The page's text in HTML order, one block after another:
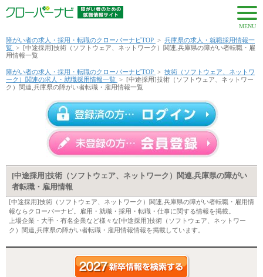
MENU
障がい者の求人・採用・転職のクローバーナビTOP > 兵庫県の求人・就職採用情報一
覧 > [中途採用]技術（ソフトウェア、ネットワーク）関連,兵庫県の障がい者転職・雇
用情報一覧
障がい者の求人・採用・転職のクローバーナビTOP > 技術（ソフトウェア、ネットワ
ーク）関連の求人・就職採用情報一覧 > [中途採用]技術（ソフトウェア、ネットワー
ク）関連,兵庫県の障がい者転職・雇用情報一覧
[中途採用]技術（ソフトウェア、ネットワーク）関連,兵庫県の障がい
者転職・雇用情報
[中途採用]技術（ソフトウェア、ネットワーク）関連,兵庫県の障がい者転職・雇用情
報ならクローバーナビ。雇用・就職・採用・転職・仕事に関する情報を掲載。
上場企業・大手・有名企業など様々な[中途採用]技術（ソフトウェア、ネットワー
ク）関連,兵庫県の障がい者転職・雇用情報情報を掲載しています。